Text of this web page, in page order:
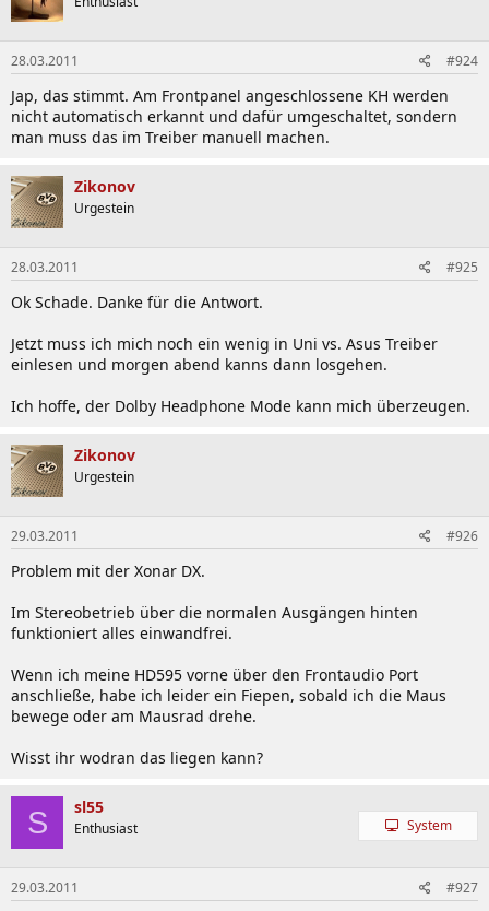
28.03.2011 #924
Jap, das stimmt. Am Frontpanel angeschlossene KH werden
nicht automatisch erkannt und dafür umgeschaltet, sondern
man muss das im Treiber manuell machen.
Zikonov
Urgestein
28.03.2011 #925
Ok Schade. Danke für die Antwort.
Jetzt muss ich mich noch ein wenig in Uni vs. Asus Treiber
einlesen und morgen abend kanns dann losgehen.
Ich hoffe, der Dolby Headphone Mode kann mich überzeugen.
Zikonov
Urgestein
29.03.2011 #926
Problem mit der Xonar DX.
Im Stereobetrieb über die normalen Ausgängen hinten
funktioniert alles einwandfrei.
Wenn ich meine HD595 vorne über den Frontaudio Port
anschließe, habe ich leider ein Fiepen, sobald ich die Maus
bewege oder am Mausrad drehe.
Wisst ihr wodran das liegen kann?
S sl55
Enthusiast System
29.03.2011 #927